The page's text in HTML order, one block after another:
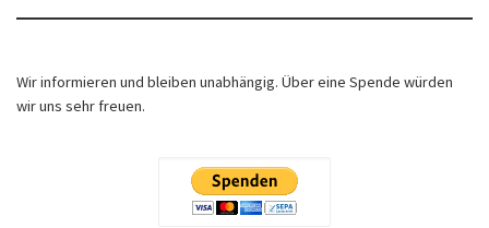
Wir informieren und bleiben unabhängig. Über eine Spende würden
wir uns sehr freuen.